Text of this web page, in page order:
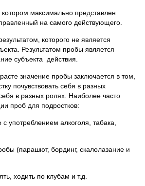
максимально представлен
на самого действующего.
которого не является
Результатом пробы является
субъекта действия.
значение пробы заключается в том,
почувствовать себя в разных
в разных ролях. Наиболее часто
проб для подростков:
употреблением алкоголя, табака,
(парашют, бординг, скалолазание и
ходить по клубам и т.д.